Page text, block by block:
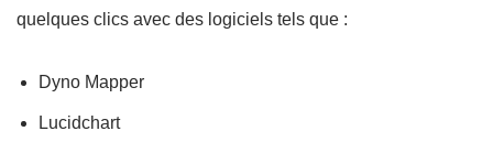
quelques clics avec des logiciels tels que :
Dyno Mapper
Lucidchart